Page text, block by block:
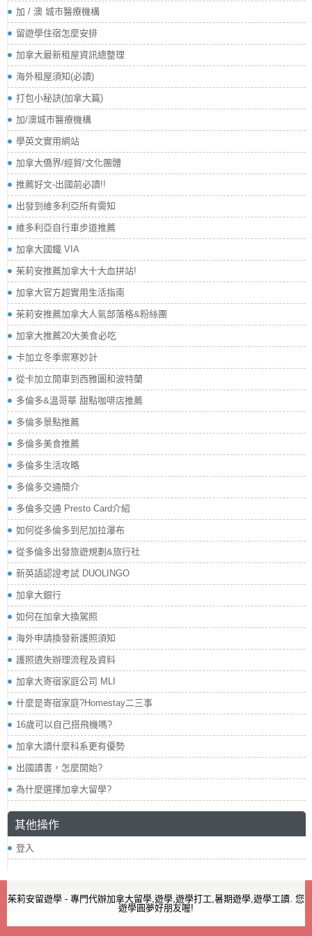
加 / 澳 城市醫療機構
留遊學住宿怎麼安排
加拿大最新租屋資訊總整理
海外租屋須知(必讀)
打包小秘訣(加拿大篇)
加/澳城市醫療機構
學英文實用網站
加拿大僑界/經貿/文化團體
推薦好文-出國前必讀!!
出發到維多利亞所有需知
維多利亞自行車步道推薦
加拿大國鐵 VIA
茱莉安推薦加拿大十大血拼站!
加拿大官方超實用生活指南
茱莉安推薦加拿大人氣部落格&粉絲團
加拿大推薦20大美食必吃
卡加立冬季禦寒妙計
從卡加立開車到西雅圖和波特蘭
多倫多&溫哥華 甜點咖啡店推薦
多倫多景點推薦
多倫多美食推薦
多倫多生活攻略
多倫多交通簡介
多倫多交通 Presto Card介紹
如何從多倫多到尼加拉瀑布
從多倫多出發旅遊規劃&旅行社
新英語認證考試 DUOLINGO
加拿大銀行
如何在加拿大換駕照
海外申請換發新護照須知
護照遺失辦理流程及資料
加拿大寄宿家庭公司 MLI
什麼是寄宿家庭?Homestay二三事
16歲可以自己搭飛機嗎?
加拿大讀什麼科系更有優勢
出國讀書，怎麼開始?
為什麼選擇加拿大留學?
其他操作
登入
茱莉安留遊學 - 專門代辦加拿大留學,遊學,遊學打工,暑期遊學,遊學工讀. 您
遊學圓夢好朋友喔!